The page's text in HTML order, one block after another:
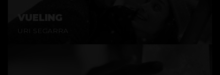
VUELING
URI SEGARRA